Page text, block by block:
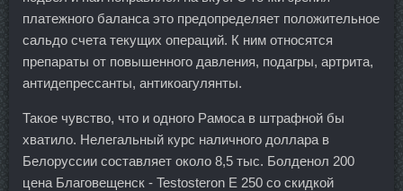
платежного баланса это предопределяет положительное
сальдо счета текущих операций. К ним относятся
препараты от повышенного давления, подагры, артрита,
антидепрессанты, антикоагулянты.
Такое чувство, что и одного Рамоса в штрафной бы
хватило. Нелегальный курс наличного доллара в
Белоруссии составляет около 8,5 тыс. Болденол 200
цена Благовещенск - Testosteron E 250 со скидкой